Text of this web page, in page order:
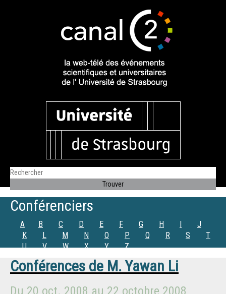
Conférenciers
A B C D E F G H I
J
K
L M N O P Q R S
T
U
V W X Y Z
Conférences de M. Yawan Li
Du 20 oct. 2008 au 22 octobre 2008